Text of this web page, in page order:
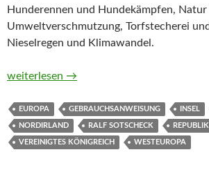
Hunderennen und Hundekämpfen, Natur
Umweltverschmutzung, Torfstecherei
Nieselregen und Klimawandel.
Gebrauchsanweisung für Irland von Ralf
weiterlesen →
EUROPA GEBRAUCHSANWEISUNG INSEL
NORDIRLAND RALF SOTSCHECK
VEREINIGTES KÖNIGREICH WESTEUROPA